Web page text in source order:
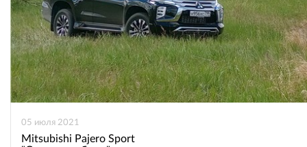
05 июля 2021
Mitsubishi Pajero Sport